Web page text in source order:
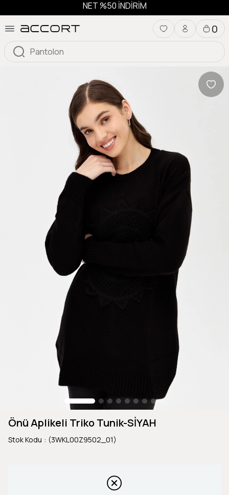
NET %50 İNDİRİM
0
Önü Aplikeli Triko Tunik-SİYAH
Stok Kodu (3WKL00Z9502_01)